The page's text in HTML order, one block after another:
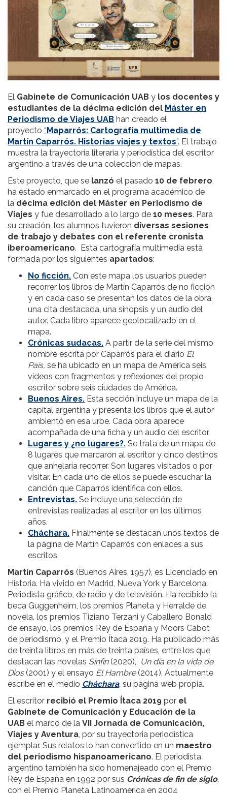
El Gabinete de Comunicación UAB y los docentes y
estudiantes de la décima edición del Máster en
Periodismo de Viajes UAB han creado el
proyecto “ Maparrós: Cartografía multimedia de
Martín Caparrós. Historias viajes y textos”. El trabajo
muestra la trayectoria literaria y periodística del escritor
argentino a través de una colección de mapas.
Este proyecto, que se lanzó el pasado 10 de febrero,
ha estado enmarcado en el programa académico de
la décima edición del Máster en Periodismo de
Viajes y fue desarrollado a lo largo de 10 meses. Para
su creación, los alumnos tuvieron diversas sesiones
de trabajo y debates con el referente cronista
iberoamericano. Esta cartografía multimedia está
formada por los siguientes apartados:
No ficción. Con este mapa los usuarios pueden
recorrer los libros de Martín Caparrós de no ficción
y en cada caso se presentan los datos de la obra,
una cita destacada, una sinopsis y un audio del
autor. Cada libro aparece geolocalizado en el
mapa.
Crónicas sudacas. A partir de la serie del mismo
nombre escrita por Caparrós para el diario El
País, se ha ubicado en un mapa de América seis
vídeos con fragmentos y reflexiones del propio
escritor sobre seis ciudades de América.
Buenos Aires. Esta sección incluye un mapa de la
capital argentina y presenta los libros que el autor
ambientó en esa urbe. Cada obra aparece
acompañada de una ficha y un audio del escritor.
Lugares y ¿no lugares?. Se trata de un mapa de
8 lugares que marcaron al escritor y cinco destinos
que anhelaría recorrer. Son lugares visitados o por
visitar. En cada uno de ellos se puede escuchar la
canción que Caparrós identifica con ellos.
Entrevistas. Se incluye una selección de
entrevistas realizadas al escritor en los últimos
años.
Cháchara. Finalmente se destacan unos textos de
la página de Martín Caparrós con enlaces a sus
escritos.
Martín Caparrós (Buenos Aires, 1957), es Licenciado en
Historia. Ha vivido en Madrid, Nueva York y Barcelona.
Periodista gráfico, de radio y de televisión. Ha recibido la
beca Guggenheim, los premios Planeta y Herralde de
novela, los premios Tiziano Terzani y Caballero Bonald
de ensayo, los premios Rey de España y Moors Cabot
de periodismo, y el Premio Ítaca 2019. Ha publicado más
de treinta libros en más de treinta países, entre los que
destacan las novelas Sinfín(2020), Un día en la vida de
Dios(2001) y el ensayo El Hambre(2014). Actualmente
escribe en el medio Cháchara, su página web propia.
El escritor recibió el Premio Ítaca 2019 por el
Gabinete de Comunicación y Educación de la
UAB el marco de la VII Jornada de Comunicación,
Viajes y Aventura, por su trayectoria periodística
ejemplar. Sus relatos lo han convertido en un maestro
del periodismo hispanoamericano. El periodista
argentino también ha sido homenajeado con el Premio
Rey de España en 1992 por sus Crónicas de fin de siglo,
con el Premio Planeta Latinoamérica en 2004